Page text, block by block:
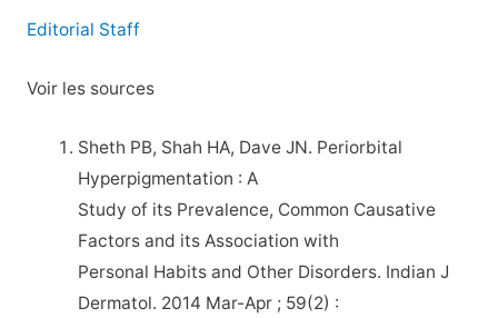
Editorial Staff
Voir les sources
Sheth PB, Shah HA, Dave JN. Periorbital
Hyperpigmentation : A
Study of its Prevalence, Common Causative
Factors and its Association with
Personal Habits and Other Disorders. Indian J
Dermatol. 2014 Mar-Apr ; 59(2) :